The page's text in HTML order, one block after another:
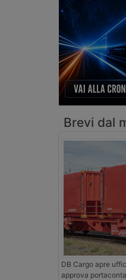
Brevi dal
DB Cargo apre
approva